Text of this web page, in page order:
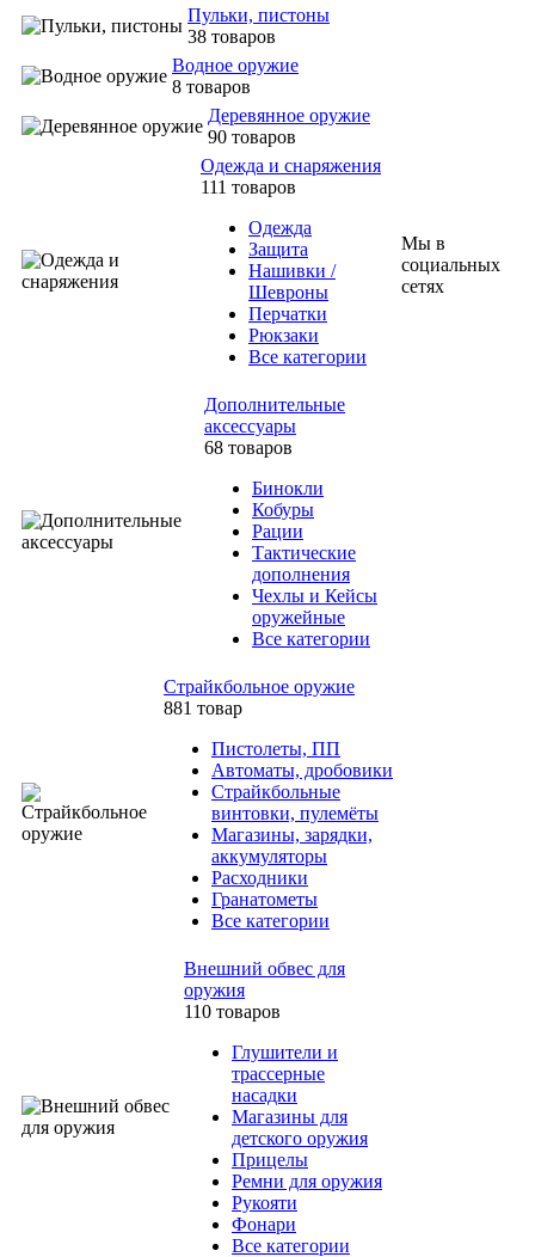
Пульки, пистоны
38 товаров
Водное оружие
8 товаров
Деревянное оружие
90 товаров
Одежда и снаряжения
111 товаров
Одежда
Защита
Нашивки /
Шевроны
Перчатки
Рюкзаки
Все категории
Дополнительные
аксессуары
68 товаров
Бинокли
Кобуры
Рации
Тактические
дополнения
Чехлы и Кейсы
оружейные
Все категории
Страйкбольное оружие
881 товар
Пистолеты, ПП
Автоматы, дробовики
Страйкбольные
винтовки, пулемёты
Магазины, зарядки,
аккумуляторы
Расходники
Гранатометы
Все категории
Внешний обвес для
оружия
110 товаров
Глушители и
трассерные
насадки
Магазины для
детского оружия
Прицелы
Ремни для оружия
Рукояти
Фонари
Все категории
Мы в
социальных
сетях